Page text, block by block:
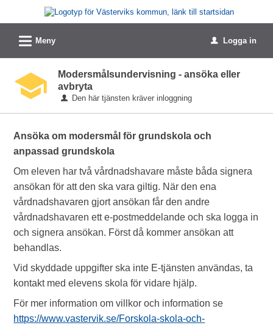
Välkommen
till
tjänster
Västerviks
kommun
L Meny u Logga in
Modersmålsundervisning - ansöka eller
avbryta
Den här tjänsten kräver inloggning
Ansöka om modersmål för grundskola och
anpassad grundskola
Om eleven har två vårdnadshavare måste båda signera
ansökan för att den ska vara giltig. När den ena
vårdnadshavaren gjort ansökan får den andre
vårdnadshavaren ett e-postmeddelande och ska logga in
och signera ansökan. Först då kommer ansökan att
behandlas.
Vid skyddade uppgifter ska inte E-tjänsten användas, ta
kontakt med elevens skola för vidare hjälp.
För mer information om villkor och information se
https://www.vastervik.se/Forskola-skola-och-